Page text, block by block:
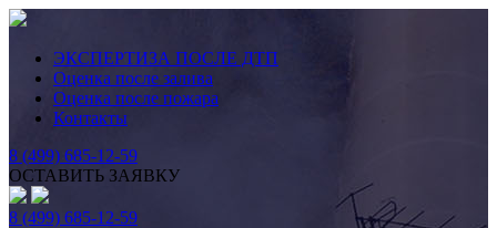
ЭКСПЕРТИЗА ПОСЛЕ ДТП
Оценка после залива
Оценка после пожара
Контакты
8 (499) 685-12-59
ОСТАВИТЬ ЗАЯВКУ
8 (499) 685-12-59